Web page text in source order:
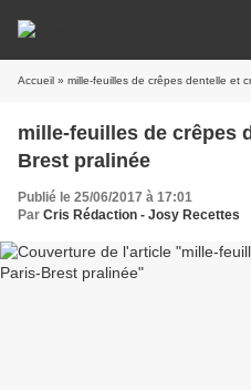
Accueil » mille-feuilles de crêpes dentelle et
mille-feuilles de crêpes
Brest pralinée
Publié le 25/06/2017 à 17:01
Par Cris Rédaction - Josy Recettes